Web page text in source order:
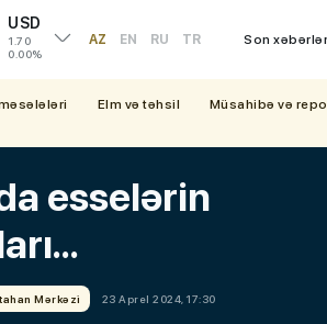
USD
1.70
0.00%
AZ EN RU TR Son xəbərlər
Elm və təhsil Müsahibə və
esselərin
Mərkəzi 23 Aprel 2024, 17:30